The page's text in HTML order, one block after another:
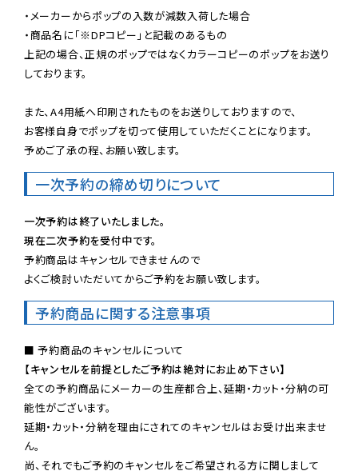
・メーカーからポップの入数が減数入荷した場合
・商品名に「※DPコピー」と記載のあるもの
上記の場合、正規のポップではなくカラーコピーのポップをお送り
しております。
また、A4用紙へ印刷されたものをお送りしておりますので、
お客様自身でポップを切って使用していただくことになります。
予めご了承の程、お願い致します。
一次予約の締め切りについて
一次予約は終了いたしました。
現在二次予約を受付中です。
予約商品はキャンセルできませんので
よくご検討いただいてからご予約をお願い致します。
予約商品に関する注意事項
【キャンセルを前提としたご予約は絶対にお止め下さい】
全ての予約商品にメーカーの生産都合上、延期・カット・分納の可
能性がございます。
延期・カット・分納を理由にされてのキャンセルはお受け出来ませ
ん。
尚、それでもご予約のキャンセルをご希望される方に関しまして